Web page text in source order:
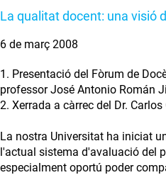
La qualitat docent: una visió
6 de març 2008
1. Presentació del Fòrum de
professor José Antonio Román
2. Xerrada a càrrec del Dr.
La nostra Universitat ha iniciat
l'actual sistema d'avaluació del
especialment oportú poder